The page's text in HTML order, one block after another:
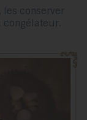
conserver